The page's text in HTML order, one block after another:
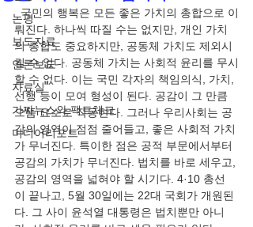
논평
보도자료
언론보도
자료실
가짜뉴스와 팩트체크
미디어리포트
국민의 행복은 모든 좋은 가치의 총합으로 이
뤄진다. 하나씩 따질 수는 없지만, 개인 가치
의 총합도 중요하지만, 공동체 가치도 제외시
킬 수 없다. 공동체 가치는 사회적 윤리를 무시
할 수 없다. 이는 국민 각자의 책임의식, 가치,
선행 등이 모여 형성이 된다. 공감이 그 만큼
으뜸 요소로 작동한다. 그러나 우리사회는 공
감의 영역이 점점 줄어들고, 좋은 사회적 가치
가 무너진다. 특이한 점은 공적 부문에서부터
공감의 가치가 무너진다. 법치를 바로 세우고,
공감의 영역을 넓혀야 할 시기다. 4·10 총선
이 끝나고, 5월 30일에는 22대 국회가 개원된
다. 그 사이 윤석열 대통령은 법치뿐만 아니